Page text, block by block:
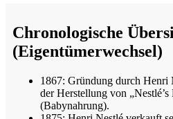
Chronologische
(Eigentümerwechsel)
1867: Gründung durch Henri
der Herstellung von
(Babynahrung).